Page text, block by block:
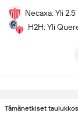
Necaxa: Yli
H2H: Yli
Tämänetkiset